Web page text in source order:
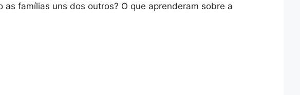
famílias uns dos outros? O que aprenderam sobre a